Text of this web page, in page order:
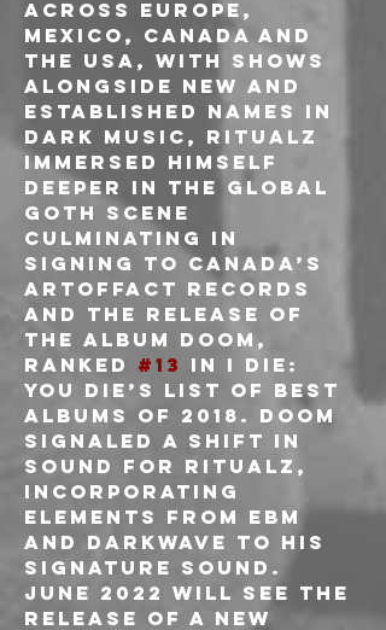
across Europe,
Mexico, Canada and
the USA, with shows
alongside new and
established names in
dark music, Ritualz
immersed himself
deeper in the global
goth scene
culminating in
signing to Canada’s
Artoffact Records
and the release of
the album Doom,
ranked #13 in I Die:
You Die’s list of best
albums of 2018. Doom
signaled a shift in
sound for Ritualz,
incorporating
elements from EBM
and Darkwave to his
signature sound.
June 2022 will see the
release of a new